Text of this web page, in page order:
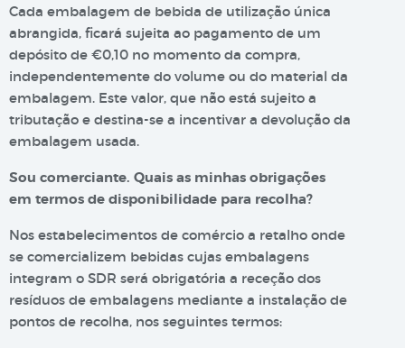
Cada embalagem de bebida de utilização única
abrangida, ficará sujeita ao pagamento de um
depósito de €0,10 no momento da compra,
independentemente do volume ou do material da
embalagem. Este valor, que não está sujeito a
tributação e destina-se a incentivar a devolução da
embalagem usada.
Sou comerciante. Quais as minhas obrigações
em termos de disponibilidade para recolha?
Nos estabelecimentos de comércio a retalho onde
se comercializem bebidas cujas embalagens
integram o SDR será obrigatória a receção dos
resíduos de embalagens mediante a instalação de
pontos de recolha, nos seguintes termos: